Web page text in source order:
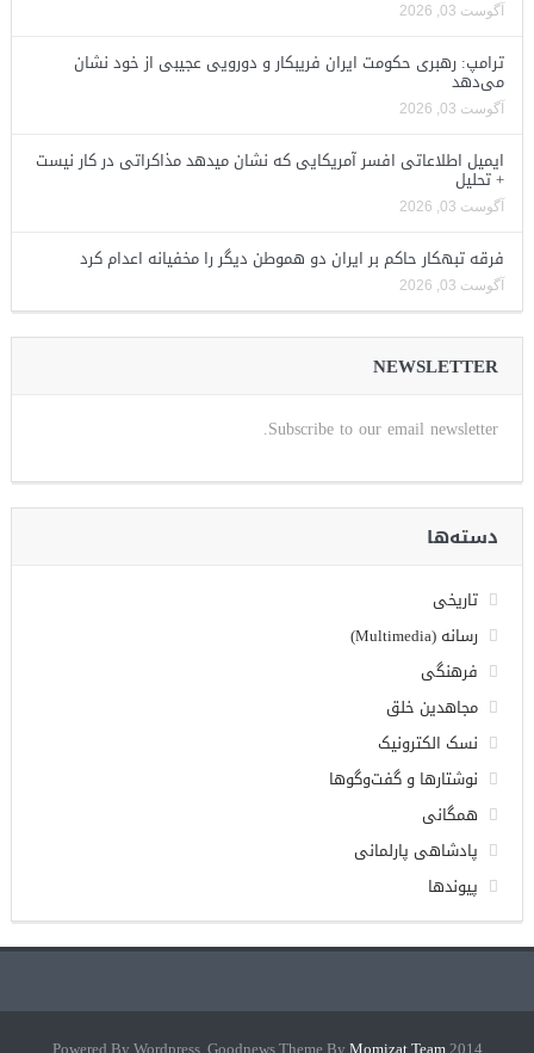
آگوست 03, 2026
ترامپ: رهبری حکومت ایران فریبکار و دورویی عجیبی از خود نشان
می‌دهد
آگوست 03, 2026
ایمیل اطلاعاتی افسر آمریکایی که نشان میدهد مذاکراتی در کار نیست
+ تحلیل
آگوست 03, 2026
فرقه تبهکار حاکم بر ایران دو هموطن دیگر را مخفیانه اعدام کرد
آگوست 03, 2026
NEWSLETTER
Subscribe to our email newsletter.
دسته‌ها
تاریخی
رسانه (Multimedia)
فرهنگی
مجاهدین خلق
نسک الکترونیک
نوشتارها و گفت‌وگوها
همگانی
پادشاهی پارلمانی
پیوندها